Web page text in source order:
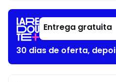
Entrega gratuita
30 dias de oferta,